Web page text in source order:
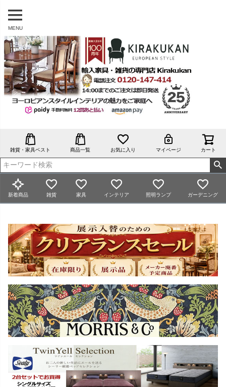
MENU
雑貨・家具ベスト 商品一覧 お気に入り マイページ カート
新着商品 雑貨 家具 インテリア 照明ランプ ガーデニング